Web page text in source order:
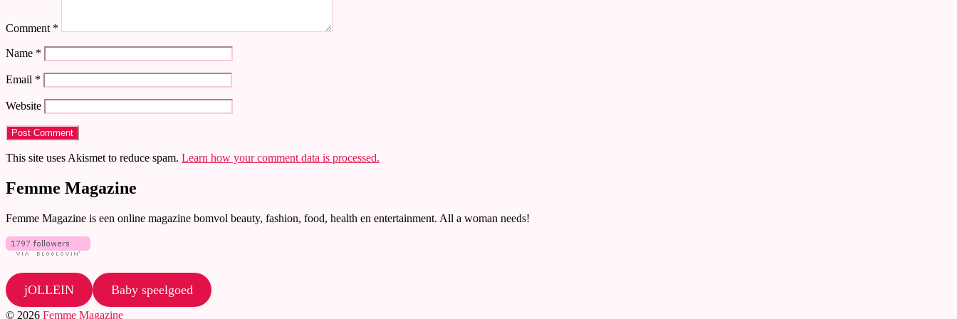
Comment *
Name *
Email *
Website
This site uses Akismet to reduce spam. Learn how your comment data is processed.
Femme Magazine
Femme Magazine is een online magazine bomvol beauty, fashion, food, health en entertainment. All a woman needs!
jOLLEIN Baby speelgoed
© 2026 Femme Magazine